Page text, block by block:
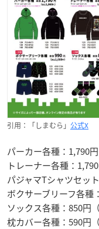
引用：「しまむら」 公式X
パーカー各種：1,790円
トレーナー各種：
パジャマTシャツセッ
ボクサーブリーフ各種
ソックス各種：850円
枕カバー各種：590円